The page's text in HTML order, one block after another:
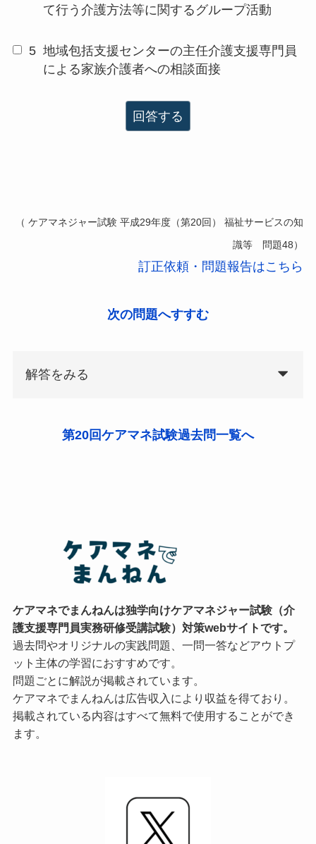
て行う介護方法等に関するグループ活動
5 地域包括支援センターの主任介護支援専門員
による家族介護者への相談面接
回答する
（ ケアマネジャー試験 平成29年度（第20回） 福祉サービスの知
識等 問題48）
訂正依頼・問題報告はこちら
次の問題へすすむ
解答をみる
第20回ケアマネ試験過去問一覧へ
ケアマネでまんねんは独学向けケアマネジャー試験（介
護支援専門員実務研修受講試験）対策webサイトです。
過去問やオリジナルの実践問題、一問一答などアウトプ
ット主体の学習におすすめです。
問題ごとに解説が掲載されています。
ケアマネでまんねんは広告収入により収益を得ており。
掲載されている内容はすべて無料で使用することができ
ます。